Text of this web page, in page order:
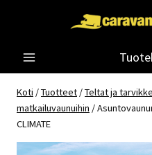
Koti /Tuotteet /Teltat ja
matkailuvaunuihin /
CLIMATE